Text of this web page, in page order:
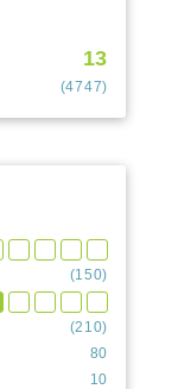
13
(4747)
(150)
(210)
80
10